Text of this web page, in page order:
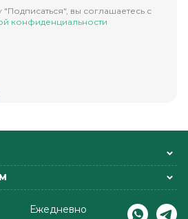
вы соглашаетесь с
конфиденциальности
Ежедневно